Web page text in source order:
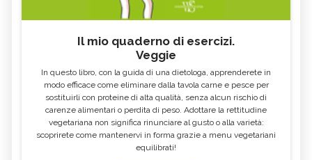
Il mio quaderno di esercizi.
Veggie
In questo libro, con la guida di una dietologa, apprenderete in
modo efficace come eliminare dalla tavola carne e pesce per
sostituirli con proteine di alta qualità, senza alcun rischio di
carenze alimentari o perdita di peso. Adottare la rettitudine
vegetariana non significa rinunciare al gusto o alla varietà:
scoprirete come mantenervi in forma grazie a menu vegetariani
equilibrati!